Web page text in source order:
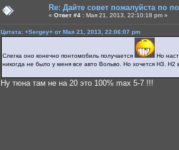
Re: Дайте совет пожалуйста по
« Ответ #4 : Мая 21, 2013, 22:10:18 pm »
Цитата: +Sergey+ от Мая 21, 2013, 22:06:07 pm
Слегка оно конечно понтомобиль получается
Но
никогда не было у меня все авто Вольво. Но хочется Н3. Н2
Ну тюна там не на 20 это 100% max 5-7 !!!